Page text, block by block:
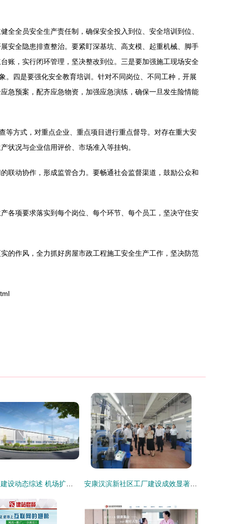
全员安全生产责任制，确保安全投入到位、安全培训到位、
安全隐患排查整治。要紧盯深基坑、高支模、起重机械、脚手
账，实行闭环管理，坚决整改到位。三是要加强施工现场安全
。四是要强化安全教育培训。针对不同岗位、不同工种，开展
急预案，配齐应急物资，加强应急演练，确保一旦发生险情能
等方式，对重点企业、重点项目进行重点督导。对存在重大安
状况与企业信用评价、市场准入等挂钩。
联动协作，形成监管合力。要畅通社会监督渠道，鼓励公众和
各项要求落实到每个岗位、每个环节、每个员工，坚决守住安
的作风，全力抓好房屋市政工程施工安全生产工作，坚决防范